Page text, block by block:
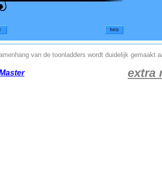
van de toonladders wordt duidelijk gemaakt
extra